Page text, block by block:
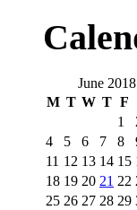
June 2018
M T W T F
1
4
5 6 7 8
11 12 13 14 15
18 19 20 21 22
25 26 27 28 29